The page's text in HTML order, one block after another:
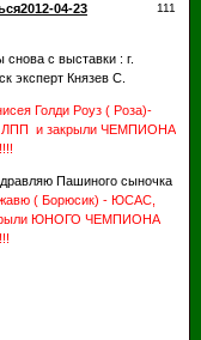
111
2012-04-23
с выставки : г.
эксперт Князев С.
Голди Роуз ( Роза)-
и закрыли ЧЕМПИОНА
Пашиного сыночка
( Борюсик) - ЮСАС,
ЮНОГО ЧЕМПИОНА